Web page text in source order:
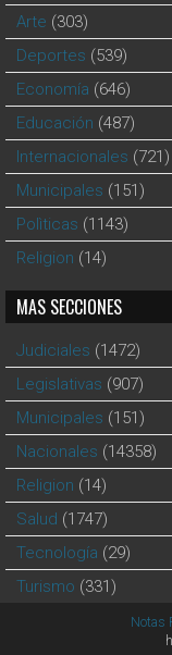
Arte (303)
Deportes (539)
Economía (646)
Educación (487)
Internacionales (721)
Municipales (151)
Polìticas (1143)
Religion (14)
MAS SECCIONES
Judiciales (1472)
Legislativas (907)
Municipales (151)
Nacionales (14358)
Religion (14)
Salud (1747)
Tecnología (29)
Turismo (331)
Notas